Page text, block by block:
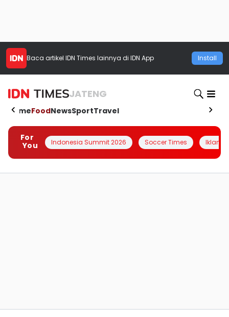
Baca artikel IDN Times lainnya di IDN App Install
JATENG
HomeFoodNewsSportTravel
For
You
Indonesia Summit 2026 Soccer Times Iklanin